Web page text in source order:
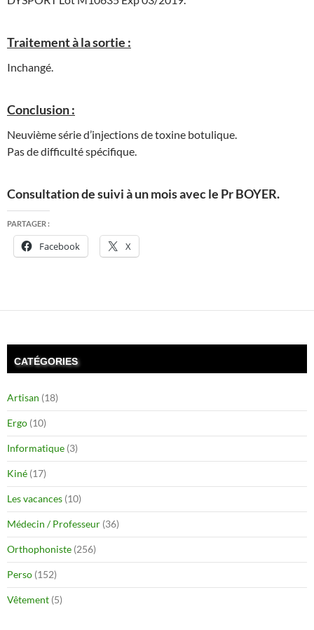
Traitement à la sortie :
Inchangé.
Conclusion :
Neuvième série d’injections de toxine botulique.
Pas de difficulté spécifique.
Consultation de suivi à un mois avec le Pr BOYER.
PARTAGER :
Facebook X
CATÉGORIES
Artisan (18)
Ergo (10)
Informatique (3)
Kiné (17)
Les vacances (10)
Médecin / Professeur (36)
Orthophoniste (256)
Perso (152)
Vêtement (5)